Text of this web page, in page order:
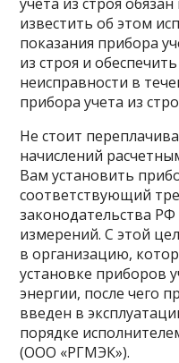
известить об этом
показания прибора
из строя и
неисправности в
прибора учета из
Не стоит
начислений
Вам установить
соответствующий
законодательства
измерений. С этой
в организацию,
установке приборов
энергии, после чего
введен в
порядке
(ООО «РГМЭК»).